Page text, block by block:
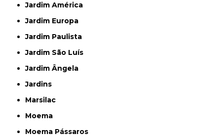
Jardim América
Jardim Europa
Jardim Paulista
Jardim São Luís
Jardim Ângela
Jardins
Marsilac
Moema
Moema Pássaros